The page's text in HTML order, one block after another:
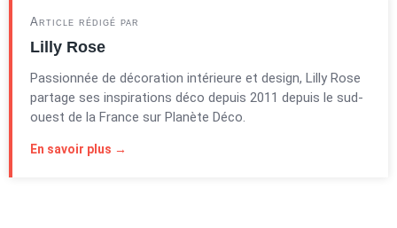
Article rédigé par
Lilly Rose
Passionnée de décoration intérieure et design, Lilly Rose
partage ses inspirations déco depuis 2011 depuis le sud-
ouest de la France sur Planète Déco.
En savoir plus →